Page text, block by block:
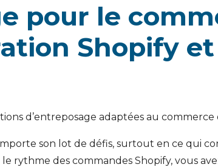
pour le
Shopify
d’entreposage adaptées au
son lot de défis, surtout en ce qui
rythme des commandes Shopify, vous